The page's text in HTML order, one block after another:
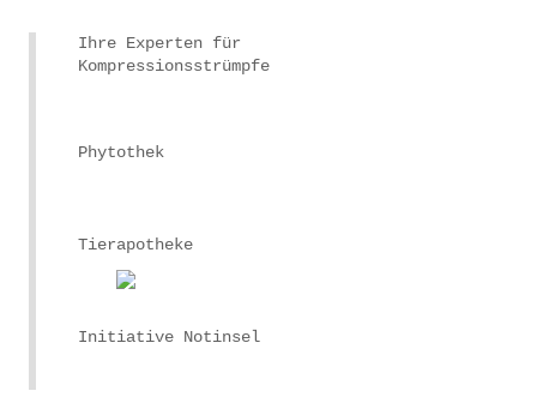
Ihre Experten für
Kompressionsstrümpfe
Phytothek
Tierapotheke
Initiative Notinsel